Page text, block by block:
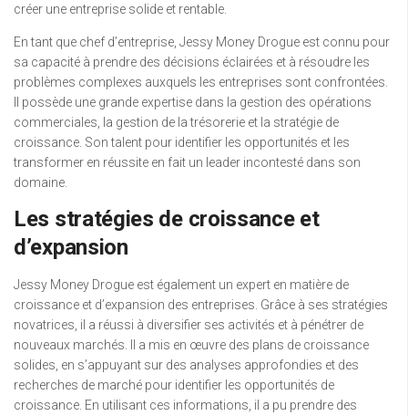
créer une entreprise solide et rentable.
En tant que chef d’entreprise, Jessy Money Drogue est connu pour
sa capacité à prendre des décisions éclairées et à résoudre les
problèmes complexes auxquels les entreprises sont confrontées.
Il possède une grande expertise dans la gestion des opérations
commerciales, la gestion de la trésorerie et la stratégie de
croissance. Son talent pour identifier les opportunités et les
transformer en réussite en fait un leader incontesté dans son
domaine.
Les stratégies de croissance et
d’expansion
Jessy Money Drogue est également un expert en matière de
croissance et d’expansion des entreprises. Grâce à ses stratégies
novatrices, il a réussi à diversifier ses activités et à pénétrer de
nouveaux marchés. Il a mis en œuvre des plans de croissance
solides, en s’appuyant sur des analyses approfondies et des
recherches de marché pour identifier les opportunités de
croissance. En utilisant ces informations, il a pu prendre des